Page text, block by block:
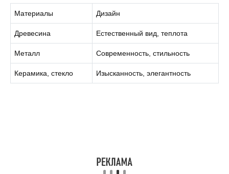
Материалы Дизайн
Древесина Естественный вид, теплота
Металл Современность, стильность
Керамика, стекло Изысканность, элегантность